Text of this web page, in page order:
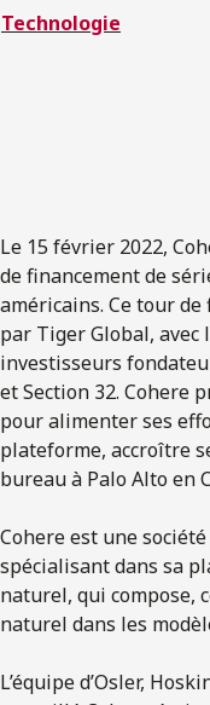
Technologie
Le 15 février 2022,
de financement de
américains. Ce tour
par Tiger Global,
investisseurs
et Section 32. Cohere
pour alimenter ses
plateforme, accroître
bureau à Palo Alto en
Cohere est une
spécialisant dans sa
naturel, qui compose,
naturel dans les
L’équipe d’Osler,